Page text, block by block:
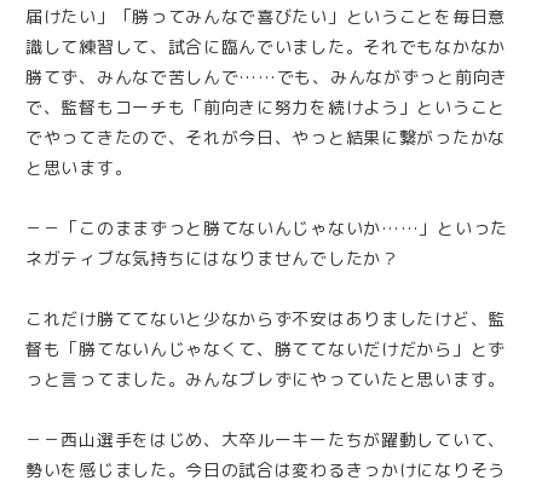
届けたい」「勝ってみんなで喜びたい」ということを毎日意
識して練習して、試合に臨んでいました。それでもなかなか
勝てず、みんなで苦しんで……でも、みんながずっと前向き
で、監督もコーチも「前向きに努力を続けよう」ということ
でやってきたので、それが今日、やっと結果に繋がったかな
と思います。
－－「このままずっと勝てないんじゃないか……」といった
ネガティブな気持ちにはなりませんでしたか？
これだけ勝ててないと少なからず不安はありましたけど、監
督も「勝てないんじゃなくて、勝ててないだけだから」とず
っと言ってました。みんなブレずにやっていたと思います。
－－西山選手をはじめ、大卒ルーキーたちが躍動していて、
勢いを感じました。今日の試合は変わるきっかけになりそう